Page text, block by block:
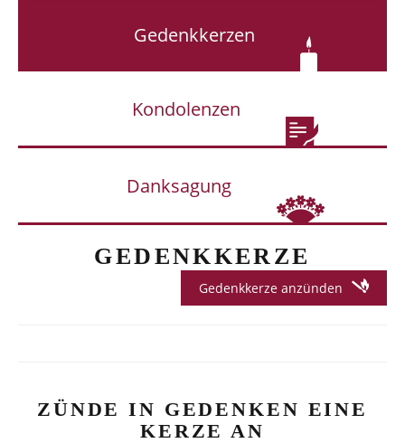
Gedenkkerzen
Kondolenzen
Danksagung
GEDENKKERZE
Gedenkkerze anzünden
ZÜNDE IN GEDENKEN EINE
KERZE AN